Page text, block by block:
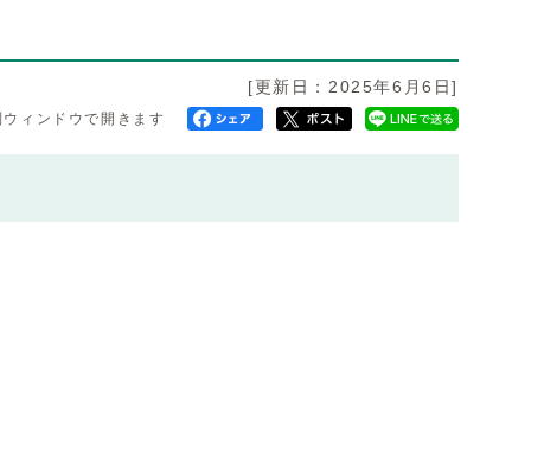
[更新日：2025年6月6日]
ィンドウで開きます